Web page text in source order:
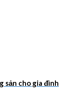
sản cho gia đình